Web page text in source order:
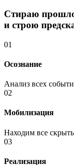
Стираю
и строю
01
Осознание
Анализ всех
02
Мобилизация
Находим все
03
Реализация